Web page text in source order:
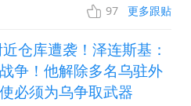
97 更多跟贴
仓库遭袭！泽连斯基：
争！他解除多名乌驻外
必须为乌争取武器